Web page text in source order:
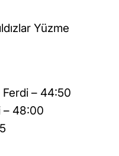
Yüzme
– 44:50
– 48:00